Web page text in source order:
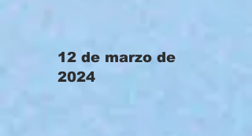
12 de marzo de
2024